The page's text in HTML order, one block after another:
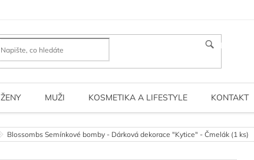
HLEDAT
ŽENY MUŽI KOSMETIKA A LIFESTYLE KONTAKT
Blossombs Semínkové bomby - Dárková dekorace "Kytice" - Čmelák (1 ks)